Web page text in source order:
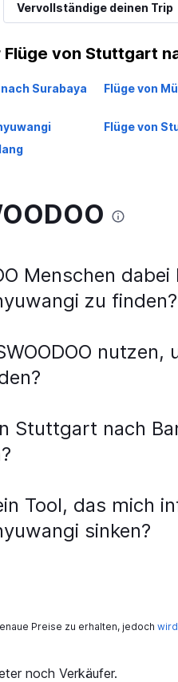
Vervollständige deinen Trip
von Stuttgart
Surabaya Flüge von
Flüge von
Menschen
zu finden?
Stuttgart nach
Tool, das mich
sinken?
Preise zu erhalten, jedoch
noch Verkäufer.